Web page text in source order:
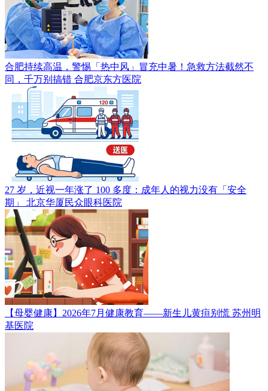
合肥持续高温，警惕「热中风」冒充中暑！急救方法截然不
同，千万别搞错 合肥京东方医院
27 岁，近视一年涨了 100 多度：成年人的视力没有「安全
期」 北京华厦民众眼科医院
【母婴健康】2026年7月健康教育——新生儿黄疸别慌 苏州明
基医院